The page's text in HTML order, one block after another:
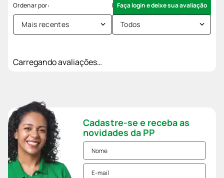
Faça login e deixe sua avaliação
Mais recentes Todos
Carregando avaliações…
Cadastre-se e receba as
novidades da PP